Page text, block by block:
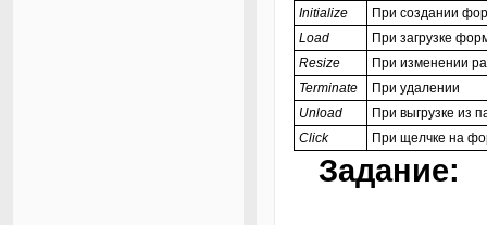
Initialize
При создании
Load
При загрузке
Resize
При изменении
Terminate
При удалении
Unload
При выгрузке из
Click
При щелчке на
Задание: